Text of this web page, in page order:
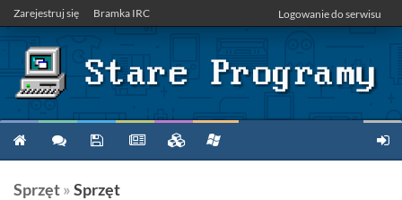
Zarejestruj się Bramka IRC Logowanie do serwisu
Sprzęt»Sprzęt